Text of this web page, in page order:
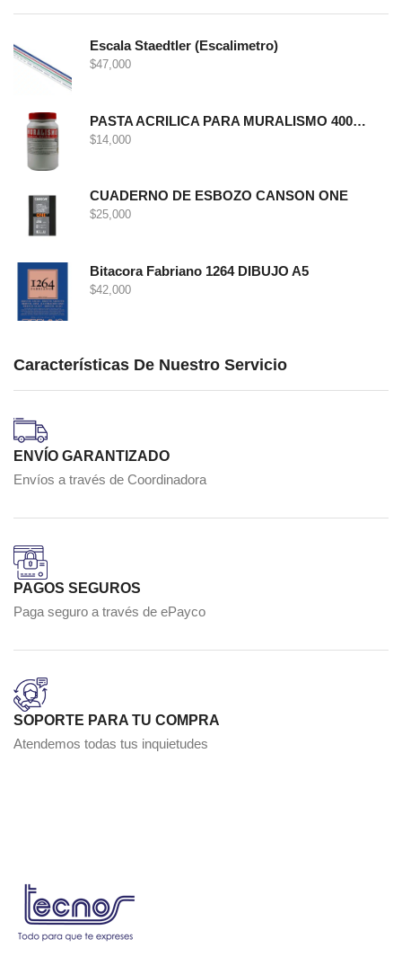
Escala Staedtler (Escalimetro)
$47,000
PASTA ACRILICA PARA MURALISMO 400 GRS
$14,000
CUADERNO DE ESBOZO CANSON ONE
$25,000
Bitacora Fabriano 1264 DIBUJO A5
$42,000
Características De Nuestro Servicio
ENVÍO GARANTIZADO
Envíos a través de Coordinadora
PAGOS SEGUROS
Paga seguro a través de ePayco
SOPORTE PARA TU COMPRA
Atendemos todas tus inquietudes